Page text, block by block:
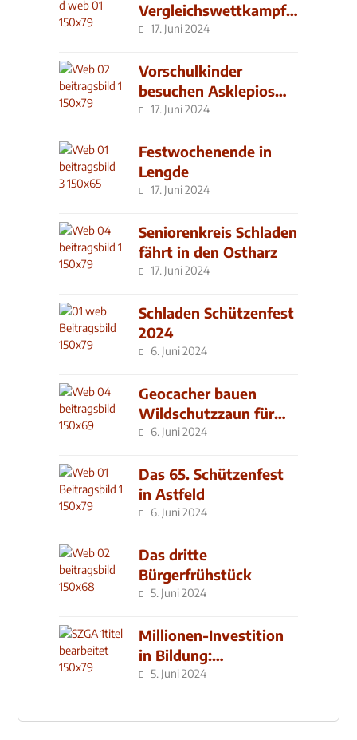
Vergleichswettkampf
seit 2019
17. Juni 2024
Vorschulkinder
besuchen Asklepios
Klinik
17. Juni 2024
Festwochenende in
Lengde
17. Juni 2024
Seniorenkreis Schladen
fährt in den Ostharz
17. Juni 2024
Schladen Schützenfest
2024
6. Juni 2024
Geocacher bauen
Wildschutzzaun für
den MachMit! Wald
6. Juni 2024
Das 65. Schützenfest
in Astfeld
6. Juni 2024
Das dritte
Bürgerfrühstück
5. Juni 2024
Millionen-Investition
in Bildung:
Schulzentrum-Neubau
5. Juni 2024